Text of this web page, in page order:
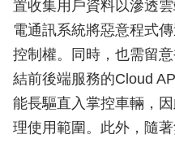
置收集用戶資料以滲透
電通訊系統將惡意程式
控制權。同時，也需留
結前後端服務的Cloud
能長驅直入掌控車輛，
理使用範圍。此外，隨